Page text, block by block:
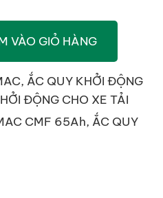
VÀO GIỎ HÀNG
, ẮC QUY KHỞI ĐỘNG
ĐỘNG CHO XE TẢI
CMF 65Ah, ẮC QUY